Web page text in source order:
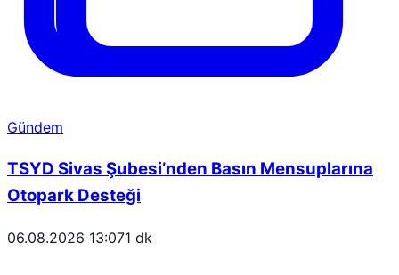
Gündem
TSYD Sivas Şubesi’nden Basın Mensuplarına
Otopark Desteği
06.08.2026 13:071 dk